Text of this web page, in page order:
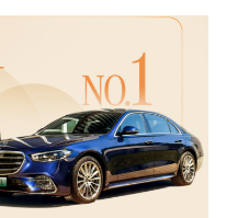
。阿布扎比股指当日下
，阿布扎比第一银行下
4.3%。分析人士认为，
源股，但贸易航线、能
临的中断风险...